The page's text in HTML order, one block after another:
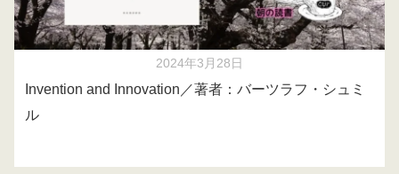
2024年3月28日
Invention and Innovation／著者：バーツラフ・シュミ
ル